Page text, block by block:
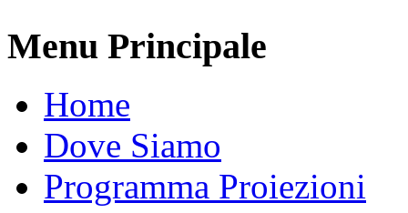
Menu Principale
Home
Dove Siamo
Programma Proiezioni